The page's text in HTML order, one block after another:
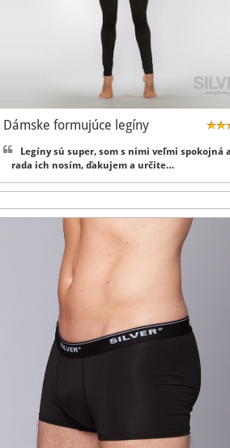
Dámske formujúce legíny
Legíny sú super, som s nimi veľmi spokojná a
rada ich nosím, ďakujem a určite…